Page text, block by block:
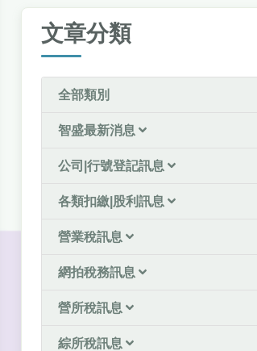
文章分類
全部類別
智盛最新消息
公司|行號登記訊息
各類扣繳|股利訊息
營業稅訊息
網拍稅務訊息
營所稅訊息
綜所稅訊息